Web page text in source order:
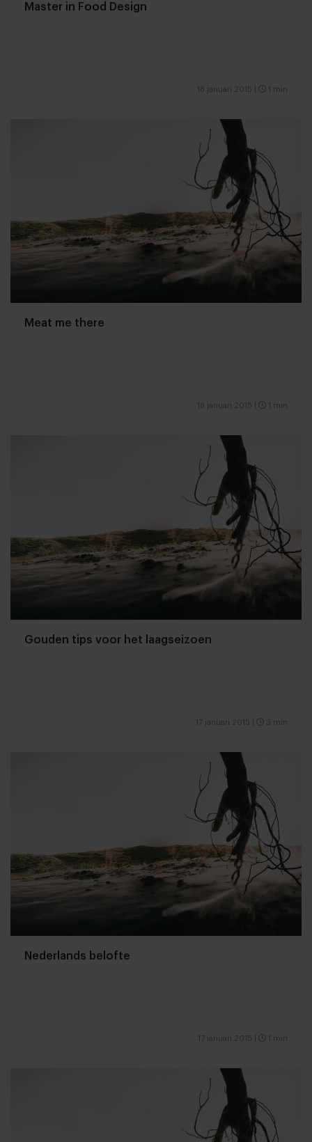
Master in Food Design
18 januari 2015 1 min
Meat me there
18 januari 2015 1 min
Gouden tips voor het laagseizoen
17 januari 2015 3 min
Nederlands belofte
17 januari 2015 1 min